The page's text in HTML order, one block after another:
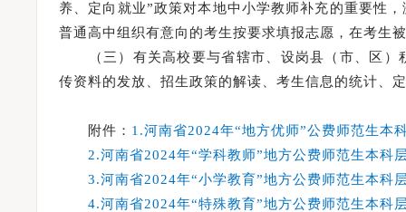
养、定向就业”政策对本地中小学教师补充的重要性
普通高中组织有意向的考生按要求填报志愿，在考生
（三）有关高校要与省辖市、设岗县（市、区）
传资料的发放、招生政策的解读、考生信息的统计、
附件： 1.河南省2024年“地方优师”公费师范生本
2.河南省2024年“学科教师”地方公费师范生本科
3.河南省2024年“小学教育”地方公费师范生本科
4.河南省2024年“特殊教育”地方公费师范生本科